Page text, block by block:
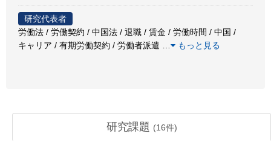
研究代表者
労働法 / 労働契約 / 中国法 / 退職 / 賃金 / 労働時間 / 中国 /
キャリア / 有期労働契約 / 労働者派遣
もっと見る
研究課題 (16件)